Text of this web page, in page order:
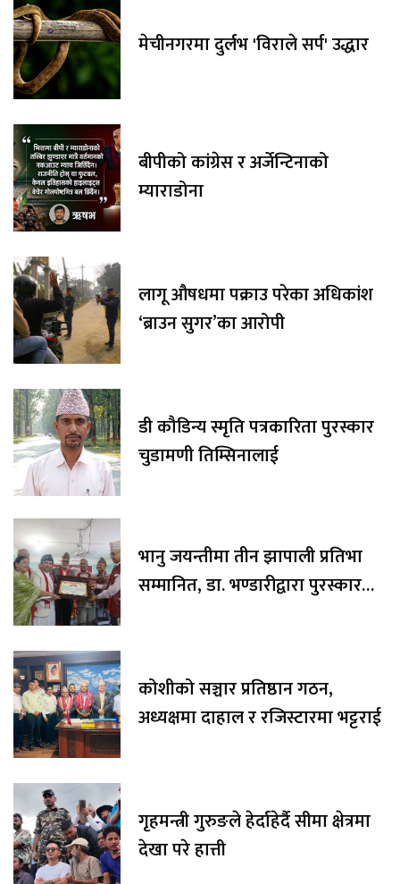
मेचीनगरमा दुर्लभ 'विराले सर्प' उद्धार
बीपीको कांग्रेस र अर्जेन्टिनाको
म्याराडोना
लागू औषधमा पक्राउ परेका अधिकांश
‘ब्राउन सुगर’का आरोपी
डी कौडिन्य स्मृति पत्रकारिता पुरस्कार
चुडामणी तिम्सिनालाई
भानु जयन्तीमा तीन झापाली प्रतिभा
सम्मानित, डा. भण्डारीद्वारा पुरस्कार
कोशीको सञ्चार प्रतिष्ठान गठन,
अध्यक्षमा दाहाल र रजिस्टारमा भट्टराई
गृहमन्त्री गुरुङले हेर्दाहेर्दै सीमा क्षेत्रमा
देखा परे हात्ती